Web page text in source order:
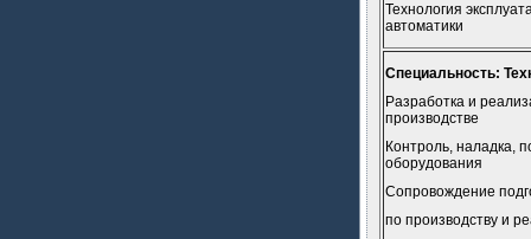
Технология
автоматики
Специальность:
Разработка и
производстве
Контроль, наладка,
оборудования
Сопровождение
по производству и